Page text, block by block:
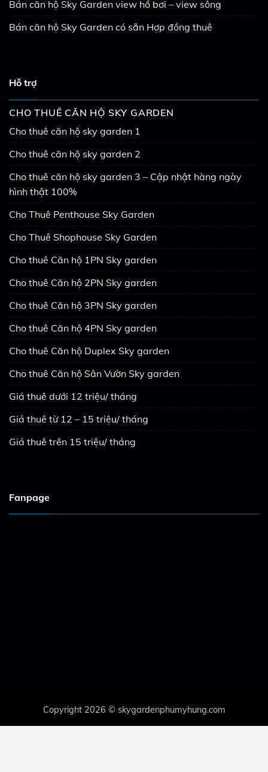
Bán căn hộ Sky Garden view hồ bơi – view sông
Bán căn hộ Sky Garden có sẵn Hợp đồng thuê
Hỗ trợ
CHO THUÊ CĂN HỘ SKY GARDEN
Cho thuê căn hộ sky garden 1
Cho thuê căn hộ sky garden 2
Cho thuê căn hộ sky garden 3 – Cập nhật hàng ngày
hình thật 100%
Cho Thuê Penthouse Sky Garden
Cho Thuê Shophouse Sky Garden
Cho thuê Căn hộ 1PN Sky garden
Cho thuê Căn hộ 2PN Sky garden
Cho thuê Căn hộ 3PN Sky garden
Cho thuê Căn hộ 4PN Sky garden
Cho thuê Căn hộ Duplex Sky garden
Cho thuê Căn hộ Sân Vườn Sky garden
Giá thuê dưới 12 triệu/ tháng
Giá thuê từ 12 – 15 triệu/ tháng
Giá thuê trên 15 triệu/ tháng
Fanpage
Copyright 2026 © skygardenphumyhung.com